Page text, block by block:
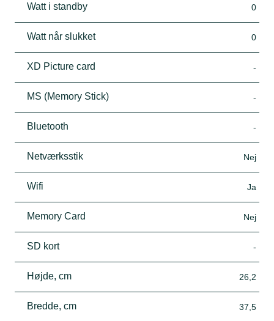
Watt i standby 0
Watt når slukket 0
XD Picture card -
MS (Memory Stick) -
Bluetooth -
Netværksstik Nej
Wifi Ja
Memory Card Nej
SD kort -
Højde, cm 26,2
Bredde, cm 37,5